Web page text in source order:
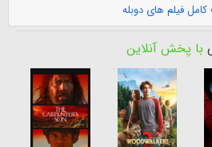
فیلم های دوبله
با پخش آنلاین